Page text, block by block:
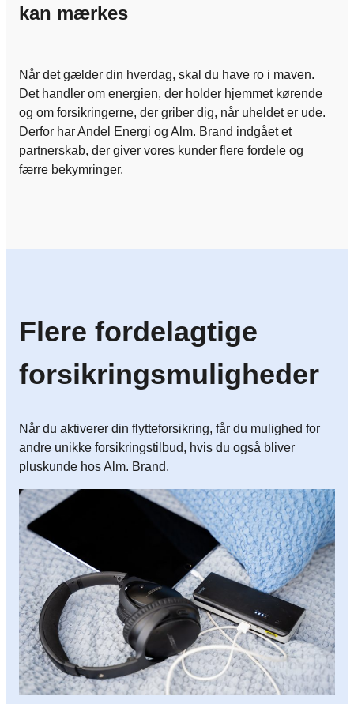
kan mærkes
Når det gælder din hverdag, skal du have ro i maven.
Det handler om energien, der holder hjemmet kørende
og om forsikringerne, der griber dig, når uheldet er ude.
Derfor har Andel Energi og Alm. Brand indgået et
partnerskab, der giver vores kunder flere fordele og
færre bekymringer.​
Flere fordelagtige
forsikringsmuligheder​
Når du aktiverer din flytteforsikring, får du mulighed for
andre unikke forsikringstilbud, hvis du også bliver
pluskunde hos Alm. Brand.